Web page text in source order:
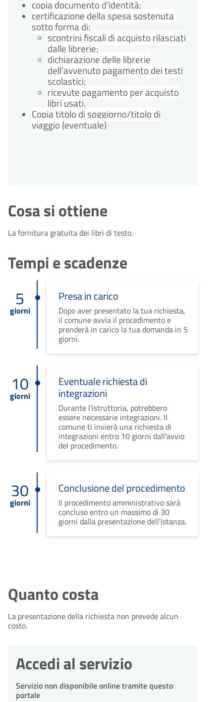
copia documento d’identità;
certificazione della spesa sostenuta
sotto forma di:
scontrini fiscali di acquisto rilasciati
dalle librerie;
dichiarazione delle librerie
dell’avvenuto pagamento dei testi
scolastici;
ricevute pagamento per acquisto
libri usati.
Copia titolo di soggiorno/titolo di
viaggio (eventuale)
Cosa si ottiene
La fornitura gratuita dei libri di testo.
Tempi e scadenze
5
giorni
Presa in carico
Dopo aver presentato la tua richiesta,
il comune avvia il procedimento e
prenderà in carico la tua domanda in 5
giorni.
10
giorni
Eventuale richiesta di
integrazioni
Durante l'istruttoria, potrebbero
essere necessarie integrazioni. Il
comune ti invierà una richiesta di
integrazioni entro 10 giorni dall'avvio
del procedimento.
30
giorni
Conclusione del procedimento
Il procedimento amministrativo sarà
concluso entro un massimo di 30
giorni dalla presentazione dell'istanza.
Quanto costa
La presentazione della richiesta non prevede alcun
costo.
Accedi al servizio
Servizio non disponibile online tramite questo
portale